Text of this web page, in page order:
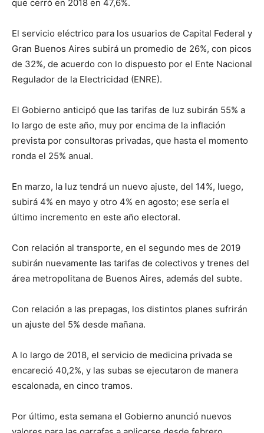
que cerró en 2018 en 47,6%.
El servicio eléctrico para los usuarios de Capital Federal y
Gran Buenos Aires subirá un promedio de 26%, con picos
de 32%, de acuerdo con lo dispuesto por el Ente Nacional
Regulador de la Electricidad (ENRE).
El Gobierno anticipó que las tarifas de luz subirán 55% a
lo largo de este año, muy por encima de la inflación
prevista por consultoras privadas, que hasta el momento
ronda el 25% anual.
En marzo, la luz tendrá un nuevo ajuste, del 14%, luego,
subirá 4% en mayo y otro 4% en agosto; ese sería el
último incremento en este año electoral.
Con relación al transporte, en el segundo mes de 2019
subirán nuevamente las tarifas de colectivos y trenes del
área metropolitana de Buenos Aires, además del subte.
Con relación a las prepagas, los distintos planes sufrirán
un ajuste del 5% desde mañana.
A lo largo de 2018, el servicio de medicina privada se
encareció 40,2%, y las subas se ejecutaron de manera
escalonada, en cinco tramos.
Por último, esta semana el Gobierno anunció nuevos